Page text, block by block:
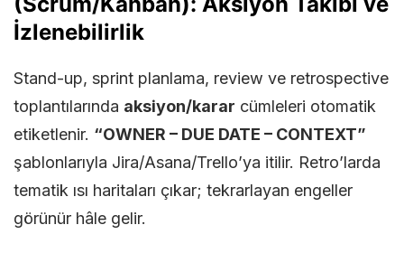
İzlenebilirlik
Stand-up, sprint planlama, review ve retrospective
toplantılarında aksiyon/karar cümleleri otomatik
etiketlenir. “OWNER – DUE DATE – CONTEXT”
şablonlarıyla Jira/Asana/Trello’ya itilir. Retro’larda
tematik ısı haritaları çıkar; tekrarlayan engeller
görünür hâle gelir.